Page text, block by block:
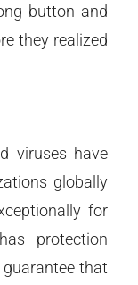
button and
they realized
viruses have
globally
for
protection
that